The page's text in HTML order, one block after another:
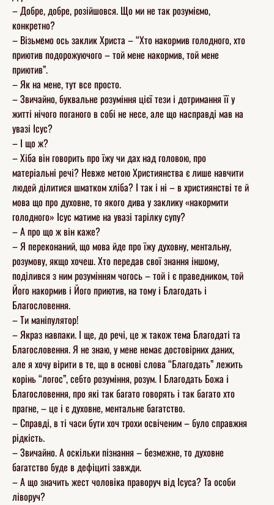
– Добре, добре, розійшовся. Що ми не так розуміємо,
конкретно?
– Візьмемо ось заклик Христа – “Хто накормив голодного, хто
приютив подорожуючого – той мене накормив, той мене
приютив”.
– Як на мене, тут все просто.
– Звичайно, буквальне розуміння цієї тези і дотримання її у
житті нічого поганого в собі не несе, але що насправді мав на
увазі Ісус?
– І що ж?
– Хіба він говорить про їжу чи дах над головою, про
матеріальні речі? Невже метою Християнства є лише навчити
людей ділитися шматком хліба? І так і ні – в християнстві те й
мова що про духовне, то якого дива у заклику «накормити
голодного» Ісус матиме на увазі тарілку супу?
– А про що ж він каже?
– Я переконаний, що мова йде про їжу духовну, ментальну,
розумову, якщо хочеш. Хто передав свої знання іншому,
поділився з ним розумінням чогось – той і є праведником, той
Його накормив і Його приютив, на тому і Благодать і
Благословення.
– Ти маніпулятор!
– Якраз навпаки. І ще, до речі, це ж також тема Благодаті та
Благословення. Я не знаю, у мене немає достовірних даних,
але я хочу вірити в те, що в основі слова “Благодать” лежить
корінь “логос”, себто розуміння, розум. І Благодать Божа і
Благословення, про які так багато говорять і так багато хто
прагне, – це і є духовне, ментальне багатство.
– Справді, в ті часи бути хоч трохи освіченим – було справжня
рідкість.
– Звичайно. А оскільки пізнання – безмежне, то духовне
багатство буде в дефіциті завжди.
– А що значить жест чоловіка праворуч від Ісуса? Та особи
ліворуч?